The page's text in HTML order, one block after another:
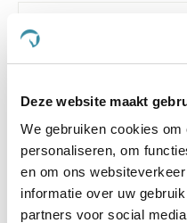
Deze website maakt
We gebruiken cookies
personaliseren, om
en om ons
informatie over uw
partners voor social